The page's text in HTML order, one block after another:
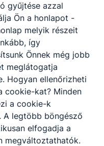
gyűjtése azzal
Ön a honlapot -
melyik részeit
így
Önnek még jobb
meglátogatja
Hogyan ellenőrizheti
cookie-kat? Minden
a cookie-k
A legtöbb böngésző
elfogadja a
megváltoztathatók.